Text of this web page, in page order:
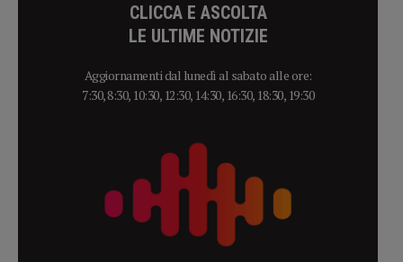
CLICCA E ASCOLTA
LE ULTIME NOTIZIE
Aggiornamenti dal lunedì al sabato alle ore:
7:30, 8:30, 10:30, 12:30, 14:30, 16:30, 18:30, 19:30